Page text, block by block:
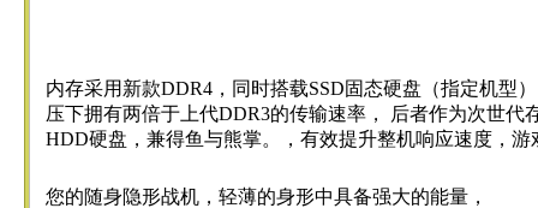
内存采用新款DDR4，同时搭载SSD固态硬盘（指定机型
压下拥有两倍于上代DDR3的传输速率， 后者作为次世代
HDD硬盘，兼得鱼与熊掌。，有效提升整机响应速度，游
您的随身隐形战机，轻薄的身形中具备强大的能量，